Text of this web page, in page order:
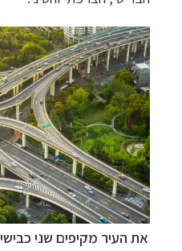
את העיר מקיפים שני